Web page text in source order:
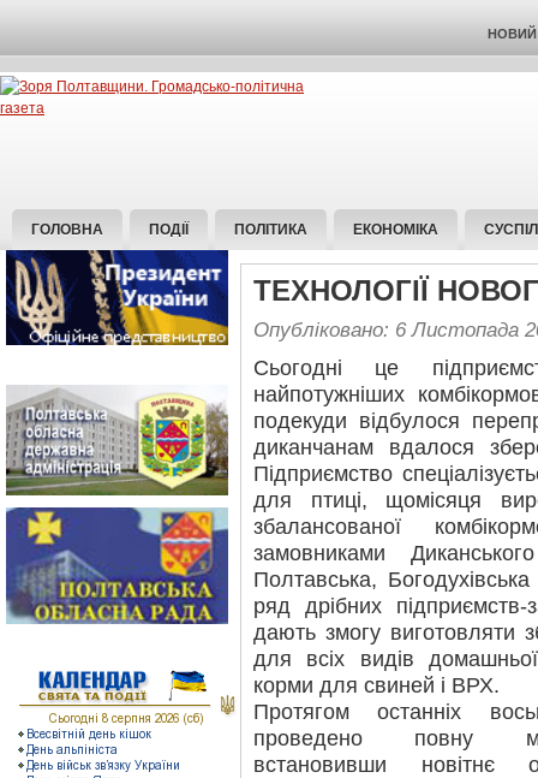
НОВИЙ
ГОЛОВНА ПОДІЇ ПОЛІТИКА ЕКОНОМІКА
ТЕХНОЛОГІЇ
Опубліковано: 6 Листопада
Сьогодні це
найпотужніших
подекуди відбулося
диканчанам вдалося
Підприємство
для птиці, щомісяця
збалансованої
замовниками
Полтавська,
ряд дрібних підприємств-
дають змогу виготовляти
для всіх видів
корми для свиней і ВРХ.
Протягом останніх
проведено повну
встановивши новітнє